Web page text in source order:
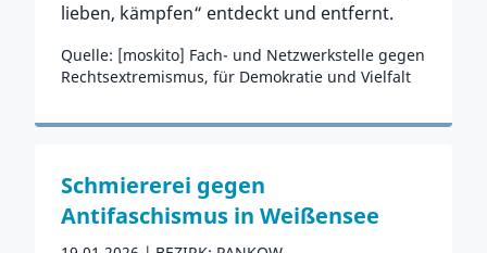
lieben, kämpfen“ entdeckt und entfernt.
Quelle: [moskito] Fach- und Netzwerkstelle gegen
Rechtsextremismus, für Demokratie und Vielfalt
Zum Vorfall
Schmiererei gegen
Antifaschismus in Weißensee